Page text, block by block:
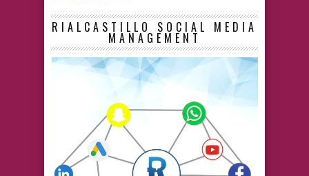
RIALCASTILLO SOCIAL MEDIA
MANAGEMENT